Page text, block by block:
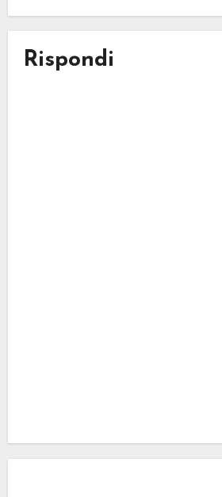
Rispondi